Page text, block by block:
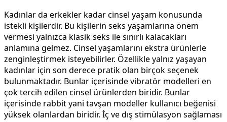
Kadınlar da erkekler kadar cinsel yaşam konusunda
istekli kişilerdir. Bu kişilerin seks yaşamlarına önem
vermesi yalnızca klasik seks ile sınırlı kalacakları
anlamına gelmez. Cinsel yaşamlarını ekstra ürünlerle
zenginleştirmek isteyebilirler. Özellikle yalnız yaşayan
kadınlar için son derece pratik olan birçok seçenek
bulunmaktadır. Bunlar içerisinde vibratör modelleri en
çok tercih edilen cinsel ürünlerden biridir. Bunlar
içerisinde rabbit yani tavşan modeller kullanıcı beğenisi
yüksek olanlardan biridir. İç ve dış stimülasyon sağlaması